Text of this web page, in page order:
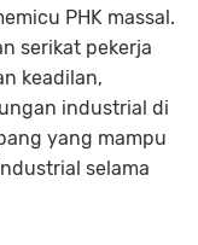
PHK massal.
serikat pekerja
keadilan,
industrial di
yang mampu
selama